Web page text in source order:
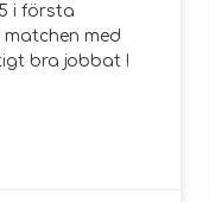
i första
matchen med
bra jobbat !